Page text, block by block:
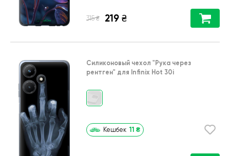
315 ₴ 219 ₴
Силиконовый чехол "Рука через
рентген" для Infinix Hot 30i
Кешбек 11 ₴